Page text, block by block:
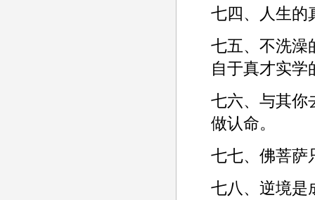
七四、人生的
七五、不洗澡
自于真才实学
七六、与其你
做认命。­
七七、佛菩萨
七八、逆境是